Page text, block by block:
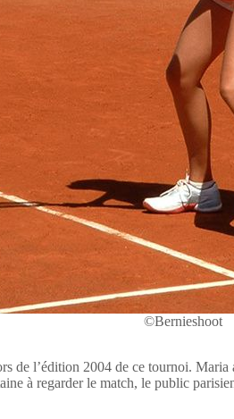
©Bernieshoot
de l’édition 2004 de ce tournoi.
à regarder le match, le public